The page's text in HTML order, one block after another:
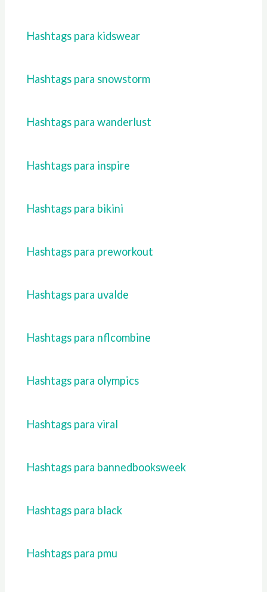
Hashtags para kidswear
Hashtags para snowstorm
Hashtags para wanderlust
Hashtags para inspire
Hashtags para bikini
Hashtags para preworkout
Hashtags para uvalde
Hashtags para nflcombine
Hashtags para olympics
Hashtags para viral
Hashtags para bannedbooksweek
Hashtags para black
Hashtags para pmu